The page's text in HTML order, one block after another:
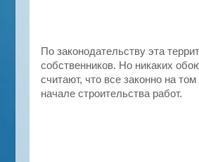
По законодательству эта
собственников. Но никаких
считают, что все законно на
начале строительства работ.